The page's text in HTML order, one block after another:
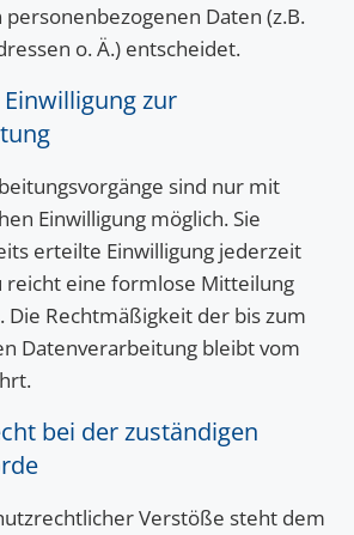
Daten (z.B.
o. Ä.) entscheidet.
zur
sind nur mit
Einwilligung möglich. Sie
erteilte Einwilligung jederzeit
reicht eine formlose Mitteilung
Die Rechtmäßigkeit der bis zum
Datenverarbeitung bleibt vom
bei der zuständigen
Verstöße steht dem